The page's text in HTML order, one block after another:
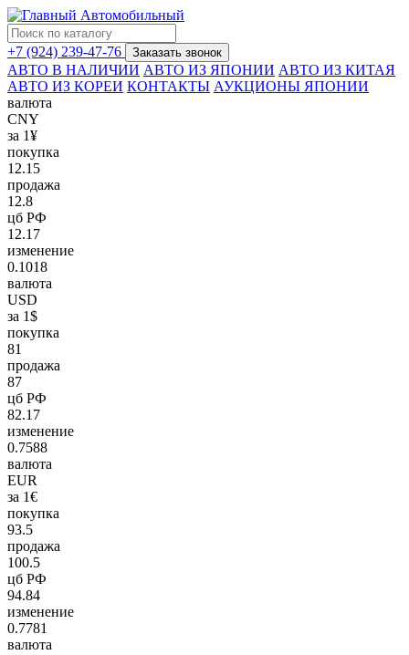
+7 (924) 239-47-76 Заказать звонок
АВТО В НАЛИЧИИ АВТО ИЗ ЯПОНИИ АВТО ИЗ КИТАЯ
АВТО ИЗ КОРЕИ КОНТАКТЫ АУКЦИОНЫ ЯПОНИИ
валюта
CNY
за 1¥
покупка
12.15
продажа
12.8
цб РФ
12.17
изменение
0.1018
валюта
USD
за 1$
покупка
81
продажа
87
цб РФ
82.17
изменение
0.7588
валюта
EUR
за 1€
покупка
93.5
продажа
100.5
цб РФ
94.84
изменение
0.7781
валюта